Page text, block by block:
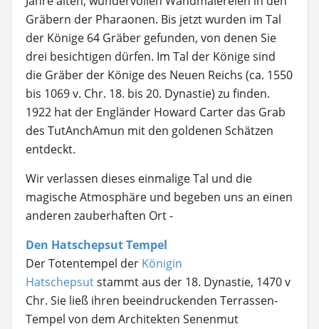
Gräbern der Pharaonen. Bis jetzt wurden im Tal
der Könige 64 Gräber gefunden, von denen Sie
drei besichtigen dürfen. Im Tal der Könige sind
die Gräber der Könige des Neuen Reichs (ca. 1550
bis 1069 v. Chr. 18. bis 20. Dynastie) zu finden.
1922 hat der Engländer Howard Carter das Grab
des TutAnchAmun mit den goldenen Schätzen
entdeckt.
Wir verlassen dieses einmalige Tal und die
magische Atmosphäre und begeben uns an einen
anderen zauberhaften Ort -
Den Hatschepsut Tempel
Der Totentempel der Königin
Hatschepsutstammt aus der 18. Dynastie, 1470 v
Chr. Sie ließ ihren beeindruckenden Terrassen-
Tempel von dem Architekten Senenmut